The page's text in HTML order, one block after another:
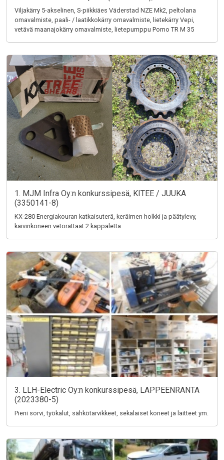
Viljakärry 5-akselinen, S-piikkiäes Väderstad NZE Mk2, peltolana
omavalmiste, paali- / laatikkokärry omavalmiste, lietekärry Vepi,
vetävä maanajokärry omavalmiste, lietepumppu Pomo TR M 35
1. MJM Infra Oy:n konkurssipesä, KITEE / JUUKA
(3350141-8)
KX-280 Energiakouran katkaisuterä, keräimen holkki ja päätylevy,
kaivinkoneen vetorattaat 2 kappaletta
3. LLH-Electric Oy:n konkurssipesä, LAPPEENRANTA
(2023380-5)
Pieni sorvi, työkalut, sähkötarvikkeet, sekalaiset koneet ja laitteet ym.